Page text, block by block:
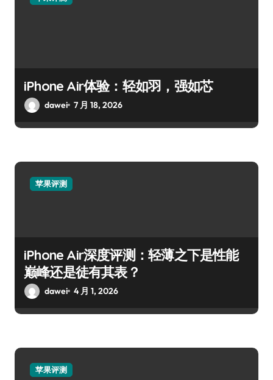
iPhone Air体验：轻如羽，强如芯
dawei 7 月 18, 2026
苹果评测
iPhone Air深度评测：轻薄之下是性能
巅峰还是徒有其表？
dawei 4 月 1, 2026
苹果评测